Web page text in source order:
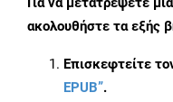
ακολουθήστε τα εξής
Επισκεφτείτε
EPUB”.